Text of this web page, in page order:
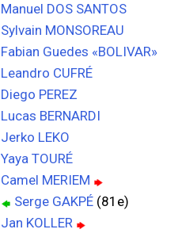
Manuel DOS SANTOS
Sylvain MONSOREAU
Fabian Guedes «BOLIVAR»
Leandro CUFRÉ
Diego PEREZ
Lucas BERNARDI
Jerko LEKO
Yaya TOURÉ
Camel MERIEM
Serge GAKPÉ (81e)
Jan KOLLER